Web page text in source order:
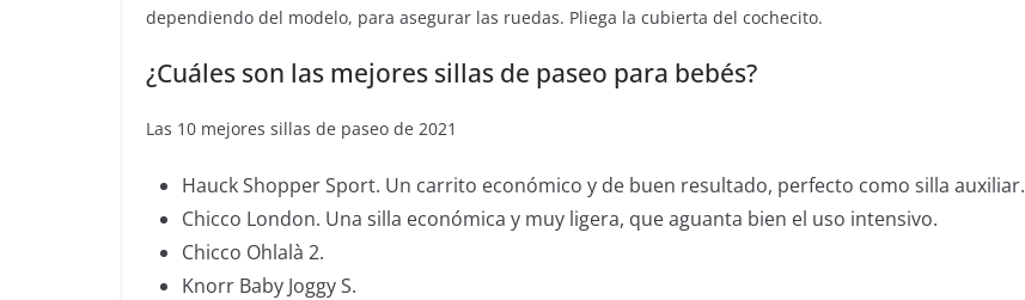
dependiendo del modelo, para asegurar las ruedas. Pliega la cubierta del cochecito.
¿Cuáles son las mejores sillas de paseo para bebés?
Las 10 mejores sillas de paseo de 2021
Hauck Shopper Sport. Un carrito económico y de buen resultado, perfecto como silla auxiliar.
Chicco London. Una silla económica y muy ligera, que aguanta bien el uso intensivo.
Chicco Ohlalà 2.
Knorr Baby Joggy S.